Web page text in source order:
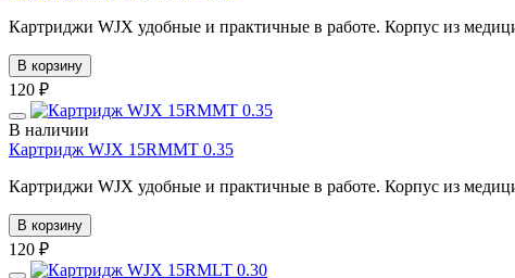
Картриджи WJX удобные и практичные в работе. Корпус из
В корзину
120 ₽
В наличии
Картридж WJX 15RMMT 0.35
Картриджи WJX удобные и практичные в работе. Корпус из
В корзину
120 ₽